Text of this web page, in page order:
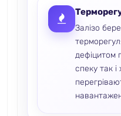
Залізо
дефіцитом
спеку так